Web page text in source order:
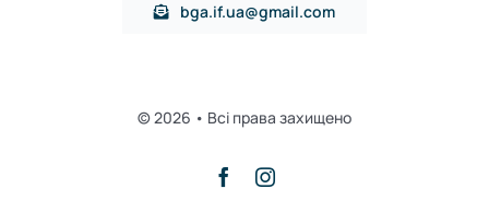
bga.if.ua@gmail.com
© 2026 • Всі права захищено